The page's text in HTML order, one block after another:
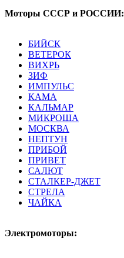
Моторы СССР и РОССИИ:
БИЙСК
ВЕТЕРОК
ВИХРЬ
ЗИФ
ИМПУЛЬС
КАМА
КАЛЬМАР
МИКРОША
МОСКВА
НЕПТУН
ПРИБОЙ
ПРИВЕТ
САЛЮТ
СТАЛКЕР-ДЖЕТ
СТРЕЛА
ЧАЙКА
Электромоторы: